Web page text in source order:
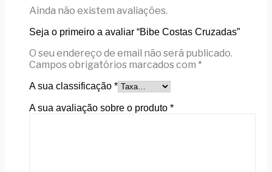
Ainda não existem avaliações.
Seja o primeiro a avaliar “Bibe Costas Cruzadas”
O seu endereço de email não será publicado.
Campos obrigatórios marcados com *
A sua classificação *
A sua avaliação sobre o produto *